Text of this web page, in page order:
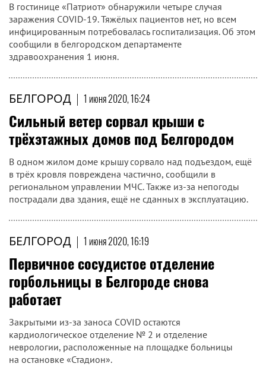
В гостинице «Патриот» обнаружили четыре случая
заражения COVID-19. Тяжёлых пациентов нет, но всем
инфицированным потребовалась госпитализация. Об этом
сообщили в белгородском департаменте
здравоохранения 1 июня.
БЕЛГОРОД | 1 июня 2020, 16:24
Сильный ветер сорвал крыши с
трёхэтажных домов под Белгородом
В одном жилом доме крышу сорвало над подъездом, ещё
в трёх кровля повреждена частично, сообщили в
региональном управлении МЧС. Также из-за непогоды
пострадали два здания, ещё не сданных в эксплуатацию.
БЕЛГОРОД | 1 июня 2020, 16:19
Первичное сосудистое отделение
горбольницы в Белгороде снова
работает
Закрытыми из‑за заноса COVID остаются
кардиологическое отделение № 2 и отделение
неврологии, расположенные на площадке больницы
на остановке «Стадион».